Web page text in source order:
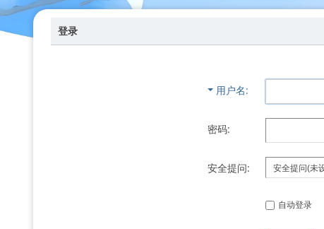
登录
用户名
密码:
安全提问:
自动登录